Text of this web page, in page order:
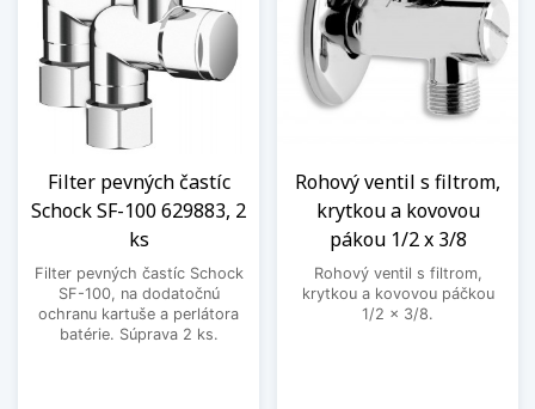
Filter pevných častíc
Schock SF-100 629883, 2
ks
Filter pevných častíc Schock
SF-100, na dodatočnú
ochranu kartuše a perlátora
batérie. Súprava 2 ks.
Rohový ventil s filtrom,
krytkou a kovovou
pákou 1/2 x 3/8
Rohový ventil s filtrom,
krytkou a kovovou páčkou
1/2 x 3/8.